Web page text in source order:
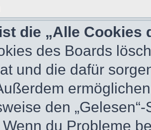
die „Alle
des Boards
und die dafür
den
du Probleme